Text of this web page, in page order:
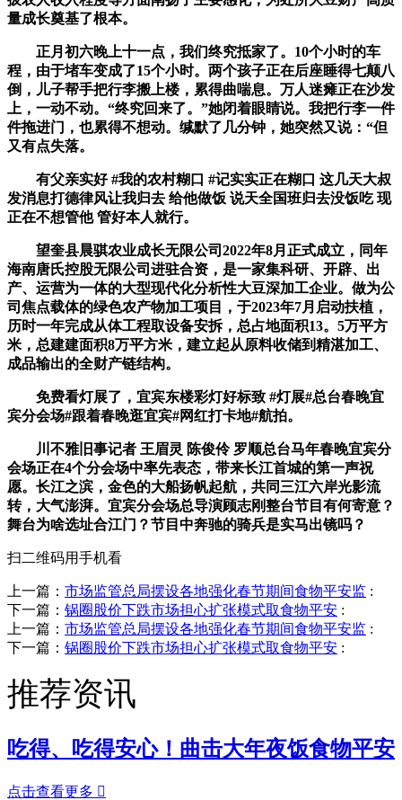
量成长奠基了根本。
正月初六晚上十一点，我们终究抵家了。10个小时的车
程，由于堵车变成了15个小时。两个孩子正在后座睡得七颠八
倒，儿子帮手把行李搬上楼，累得曲喘息。万人迷瘫正在沙发
上，一动不动。“终究回来了。”她闭着眼睛说。我把行李一件
件拖进门，也累得不想动。缄默了几分钟，她突然又说：“但
又有点失落。
有父亲实好 #我的农村糊口 #记实实正在糊口 这几天大叔
发消息打德律风让我归去 给他做饭 说天全国班归去没饭吃 现
正在不想管他 管好本人就行。
望奎县晨骐农业成长无限公司2022年8月正式成立，同年
海南唐氏控股无限公司进驻合资，是一家集科研、开辟、出
产、运营为一体的大型现代化分析性大豆深加工企业。做为公
司焦点载体的绿色农产物加工项目，于2023年7月启动扶植，
历时一年完成从体工程取设备安拆，总占地面积13。5万平方
米，总建建面积8万平方米，建立起从原料收储到精湛加工、
成品输出的全财产链结构。
免费看灯展了，宜宾东楼彩灯好标致 #灯展#总台春晚宜
宾分会场#跟着春晚逛宜宾#网红打卡地#航拍。
川不雅旧事记者 王眉灵 陈俊伶 罗顺总台马年春晚宜宾分
会场正在4个分会场中率先表态，带来长江首城的第一声祝
愿。长江之滨，金色的大船扬帆起航，共同三江六岸光影流
转，大气澎湃。宜宾分会场总导演顾志刚整台节目有何寄意？
舞台为啥选址合江门？节目中奔驰的骑兵是实马出镜吗？
扫二维码用手机看
上一篇： 市场监管总局摆设各地强化春节期间食物平安监 :
下一篇： 锅圈股价下跌市场担心扩张模式取食物平安 :
上一篇： 市场监管总局摆设各地强化春节期间食物平安监 :
下一篇： 锅圈股价下跌市场担心扩张模式取食物平安 :
推荐资讯
吃得、吃得安心！曲击大年夜饭食物平安
点击查看更多 